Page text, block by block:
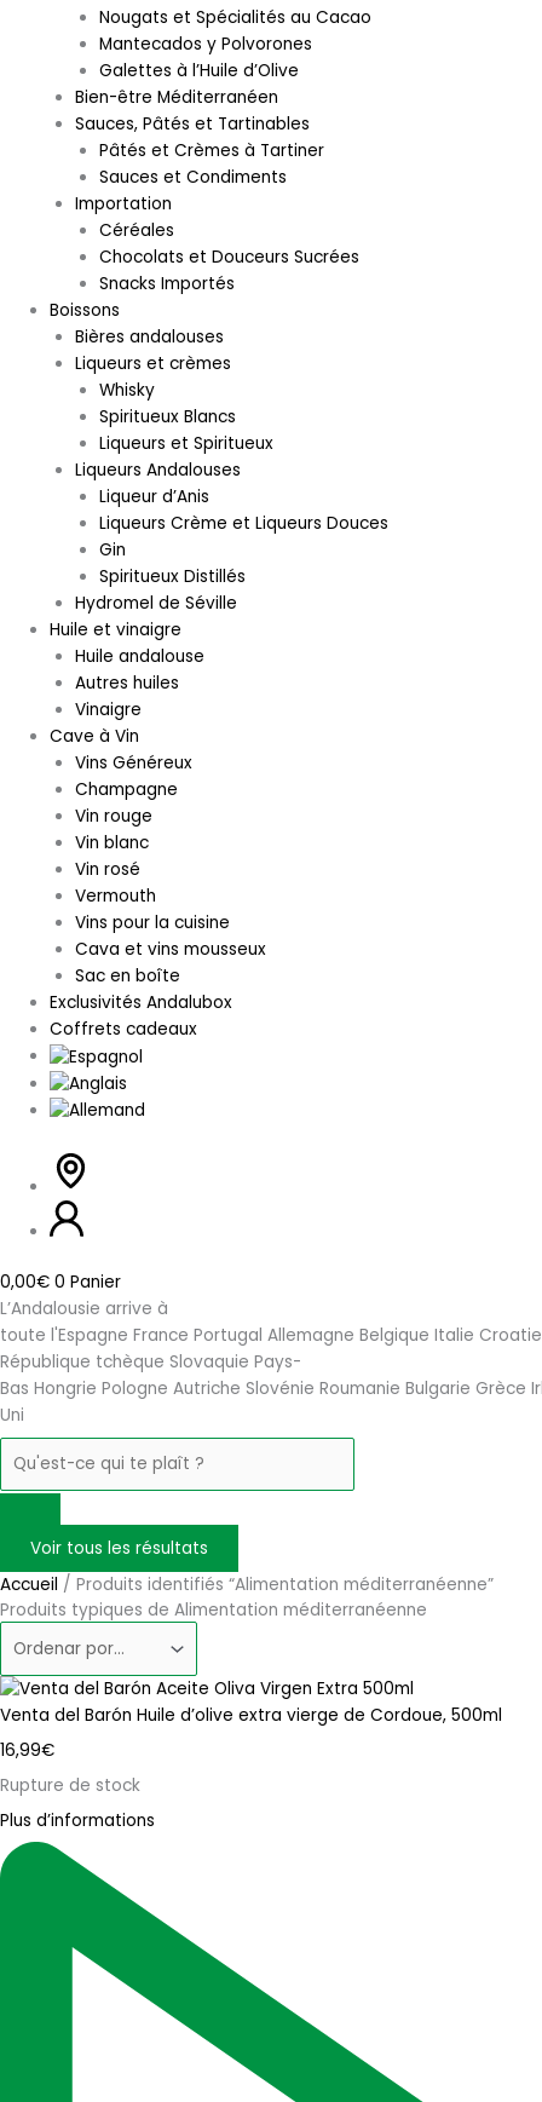
Nougats et Spécialités au Cacao
Mantecados y Polvorones
Galettes à l’Huile d’Olive
Bien-être Méditerranéen
Sauces, Pâtés et Tartinables
Pâtés et Crèmes à Tartiner
Sauces et Condiments
Importation
Céréales
Chocolats et Douceurs Sucrées
Snacks Importés
Boissons
Bières andalouses
Liqueurs et crèmes
Whisky
Spiritueux Blancs
Liqueurs et Spiritueux
Liqueurs Andalouses
Liqueur d’Anis
Liqueurs Crème et Liqueurs Douces
Gin
Spiritueux Distillés
Hydromel de Séville
Huile et vinaigre
Huile andalouse
Autres huiles
Vinaigre
Cave à Vin
Vins Généreux
Champagne
Vin rouge
Vin blanc
Vin rosé
Vermouth
Vins pour la cuisine
Cava et vins mousseux
Sac en boîte
Exclusivités Andalubox
Coffrets cadeaux
0,00€ 0 Panier
L’Andalousie arrive à
toute l'Espagne France Portugal Allemagne Belgique Italie
République tchèque Slovaquie Pays-
Bas Hongrie Pologne Autriche Slovénie Roumanie Bulgarie Grèce
Uni
Voir tous les résultats
Accueil / Produits identifiés “Alimentation méditerranéenne”
Produits typiques de Alimentation méditerranéenne
Venta del Barón Huile d’olive extra vierge de Cordoue, 500ml
16,99€
Rupture de stock
Plus d’informations